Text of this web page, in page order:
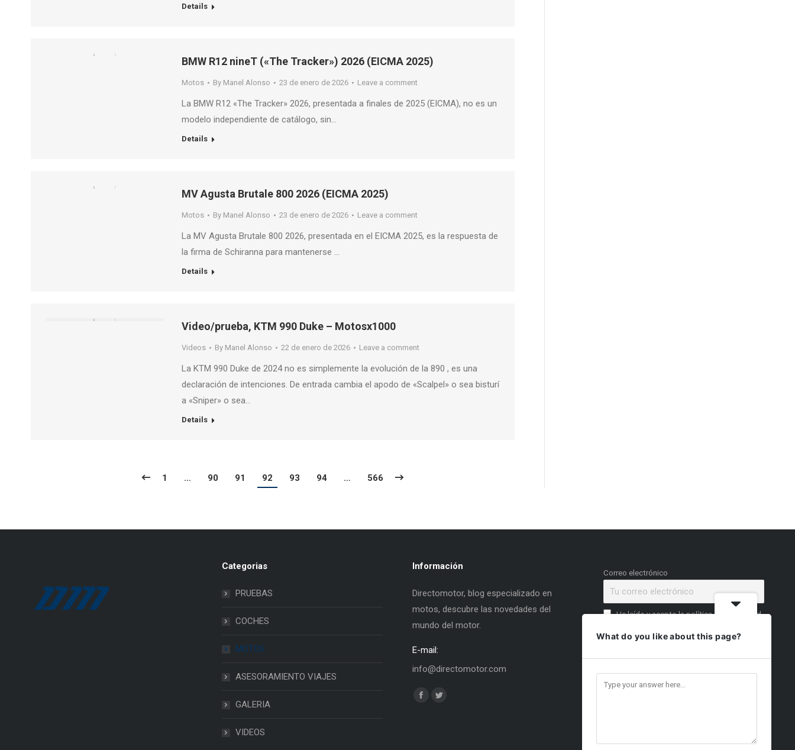
Details
BMW R12 nineT («The Tracker») 2026 (EICMA 2025)
Motos By Manel Alonso 23 de enero de 2026 Leave a comment
La BMW R12 «The Tracker» 2026, presentada a finales de 2025 (EICMA), no es un
modelo independiente de catálogo, sin…
Details
MV Agusta Brutale 800 2026 (EICMA 2025)
Motos By Manel Alonso 23 de enero de 2026 Leave a comment
La MV Agusta Brutale 800 2026, presentada en el EICMA 2025, es la respuesta de
la firma de Schiranna para mantenerse …
Details
Video/prueba, KTM 990 Duke – Motosx1000
Videos By Manel Alonso 22 de enero de 2026 Leave a comment
La KTM 990 Duke de 2024 no es simplemente la evolución de la 890 , es una
declaración de intenciones. De entrada cambia el apodo de «Scalpel» o sea bisturí
a «Sniper» o sea…
Details
1 … 90 91 92 93 94 … 566
Categorias
PRUEBAS
COCHES
MOTOS
ASESORAMIENTO VIAJES
GALERIA
VIDEOS
Información
Directomotor, blog especializado en
motos, descubre las novedades del
mundo del motor.
E-mail:
info@directomotor.com
Find us on:
Facebook
Twitter
Correo electrónico
He leído y acepto la política de privacidad
What do you like about this page?